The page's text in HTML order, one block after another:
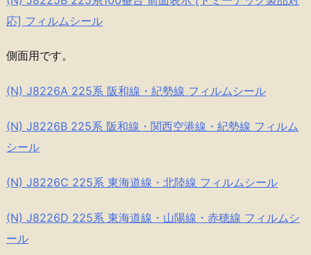
応] フィルムシール
側面用です。
(N) J8226A 225系 阪和線・紀勢線 フィルムシール
(N) J8226B 225系 阪和線・関西空港線・紀勢線 フィルム
シール
(N) J8226C 225系 東海道線・北陸線 フィルムシール
(N) J8226D 225系 東海道線・山陽線・赤穂線 フィルムシ
ール